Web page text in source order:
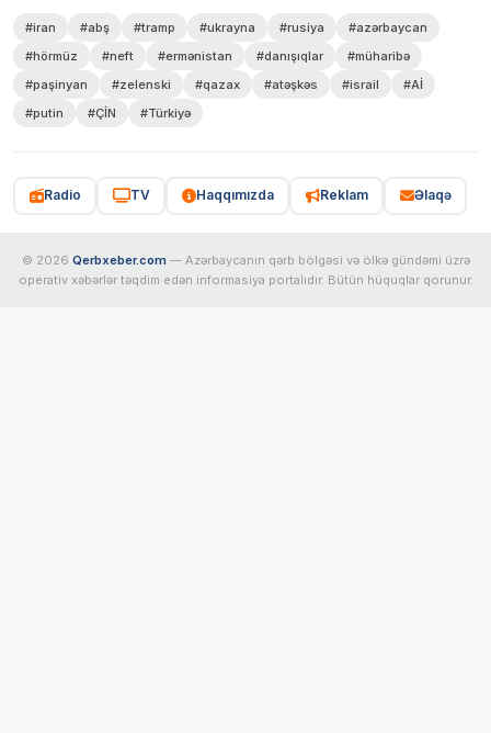
#iran #abş #tramp #ukrayna #rusiya
#azərbaycan
#hörmüz
#neft #ermənistan #danışıqlar
#müharibə
#paşinyan
#zelenski #qazax #atəşkəs #israil
#Aİ
#putin
#ÇİN #Türkiyə
Radio TV Haqqımızda Reklam Əlaqə
© 2026 Qerbxeber.com — Azərbaycanın qərb bölgəsi və ölkə gündəmi üzrə
operativ xəbərlər təqdim edən informasiya portalıdır. Bütün hüquqlar qorunur.